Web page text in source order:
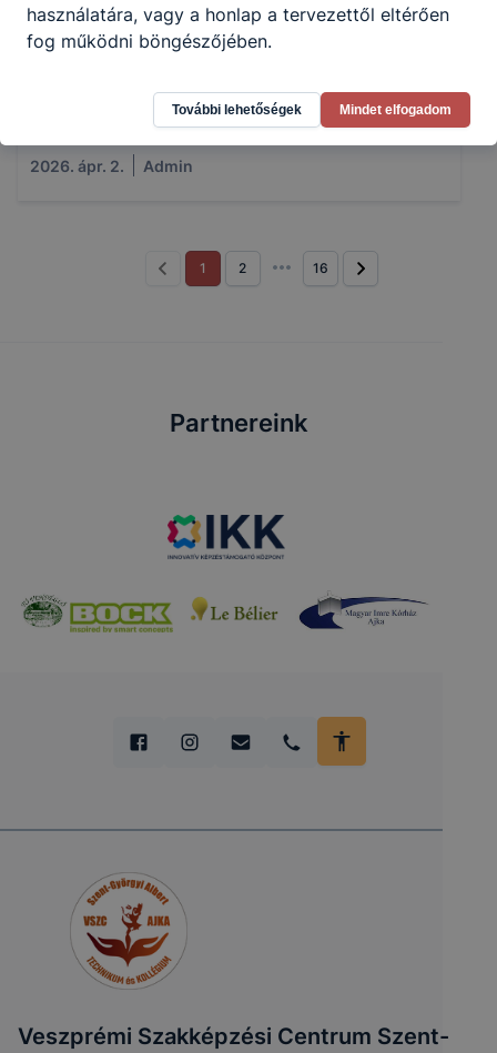
Szakma sztár fesztivál 2026
össze tudását a XIX. Szakma Sztár Fesztiválon 2026.
március 26-án és 27-én Budapesten.
2026. ápr. 2.
Admin
1 2 16
Partnereink
Veszprémi Szakképzési Centrum Szent-
használatára, vagy a honlap a tervezettől eltérően
fog működni böngészőjében.
További lehetőségek Mindet elfogadom